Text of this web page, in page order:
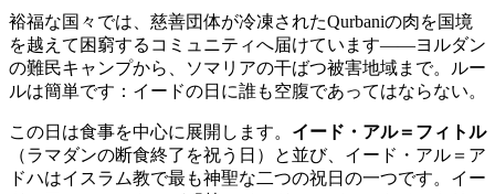
裕福な国々では、慈善団体が冷凍されたQurbaniの肉を国境
を越えて困窮するコミュニティへ届けています――ヨルダン
の難民キャンプから、ソマリアの干ばつ被害地域まで。ルー
ルは簡単です：イードの日に誰も空腹であってはならない。
この日は食事を中心に展開します。 イード・アル＝フィトル
（ラマダンの断食終了を祝う日）と並び、イード・アル＝ア
ドハはイスラム教で最も神聖な二つの祝日の一つです。イー